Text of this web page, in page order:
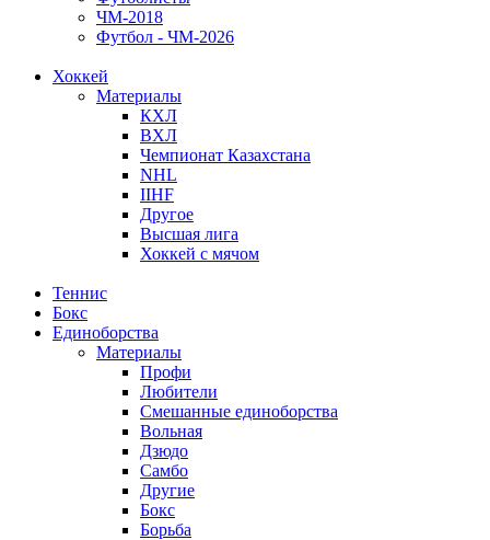
ЧМ-2018
Футбол - ЧМ-2026
Хоккей
Материалы
КХЛ
ВХЛ
Чемпионат Казахстана
NHL
IIHF
Другое
Высшая лига
Хоккей с мячом
Теннис
Бокс
Единоборства
Материалы
Профи
Любители
Смешанные единоборства
Вольная
Дзюдо
Самбо
Другие
Бокс
Борьба